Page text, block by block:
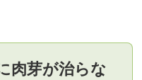
肉芽が治らな